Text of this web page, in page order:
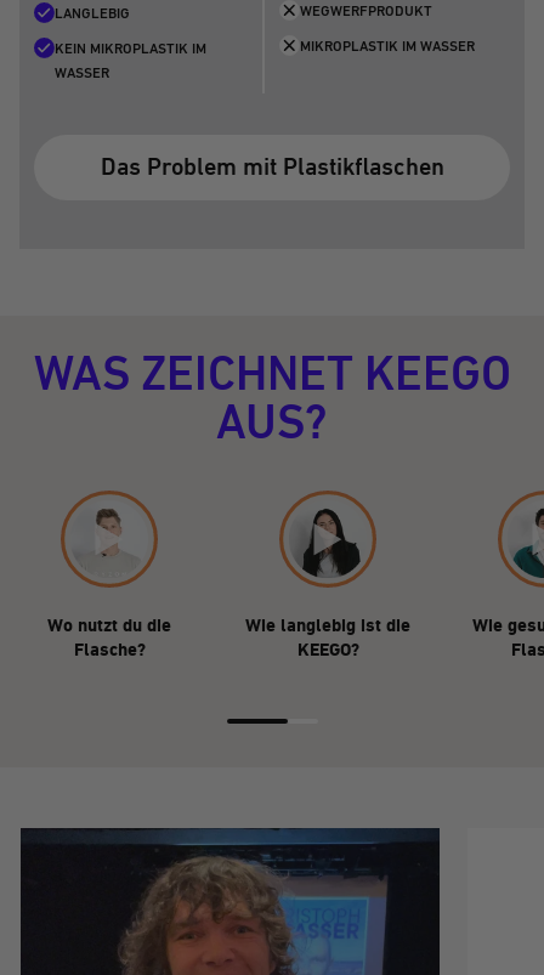
LANGLEBIG
KEIN MIKROPLASTIK IM
WASSER
WEGWERFPRODUKT
MIKROPLASTIK IM WASSER
Das Problem mit Plastikflaschen
WAS ZEICHNET KEEGO
AUS?
Wo nutzt du die
Flasche?
Wie langlebig ist die
KEEGO?
Wie